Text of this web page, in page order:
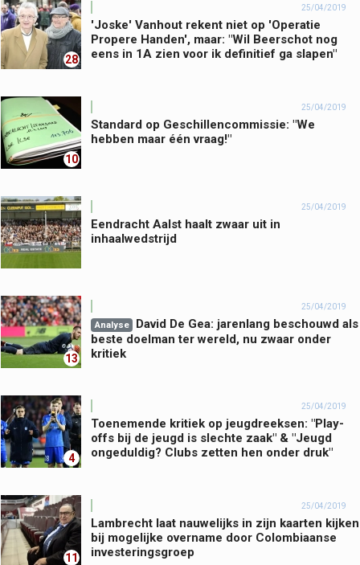
28
25/04/2019
'Joske' Vanhout rekent niet op 'Operatie
Propere Handen', maar: "Wil Beerschot nog
eens in 1A zien voor ik definitief ga slapen"
10
25/04/2019
Standard op Geschillencommissie: "We
hebben maar één vraag!"
25/04/2019
Eendracht Aalst haalt zwaar uit in
inhaalwedstrijd
13
25/04/2019
Analyse
David De Gea: jarenlang beschouwd als
beste doelman ter wereld, nu zwaar onder
kritiek
4
25/04/2019
Toenemende kritiek op jeugdreeksen: "Play-
offs bij de jeugd is slechte zaak" & "Jeugd
ongeduldig? Clubs zetten hen onder druk"
11
25/04/2019
Lambrecht laat nauwelijks in zijn kaarten kijken
bij mogelijke overname door Colombiaanse
investeringsgroep